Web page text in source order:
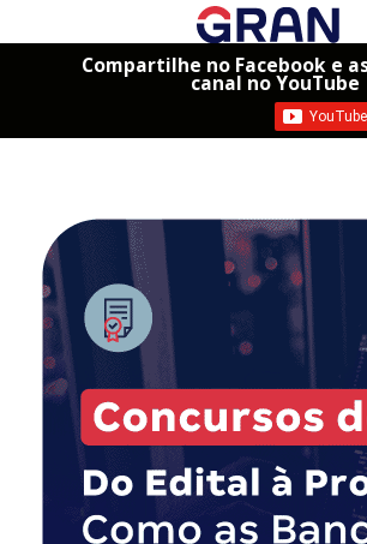
Compartilhe no Facebook e
canal no YouTube